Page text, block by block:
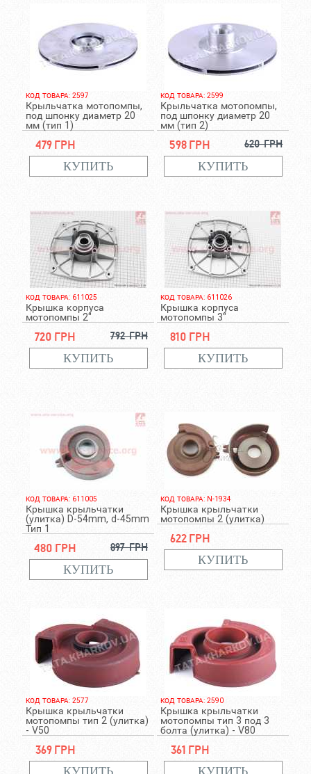
КОД ТОВАРА: 2597
Крыльчатка мотопомпы,
под шпонку диаметр 20
мм (тип 1)
479 грн
КОД ТОВАРА: 2599
Крыльчатка мотопомпы,
под шпонку диаметр 20
мм (тип 2)
598 грн 620 грн
КОД ТОВАРА: 611025
Крышка корпуса
мотопомпы 2"
720 грн 792 грн
КОД ТОВАРА: 611026
Крышка корпуса
мотопомпы 3"
810 грн
КОД ТОВАРА: 611005
Крышка крыльчатки
(улитка) D-54mm, d-45mm
Тип 1
480 грн 897 грн
КОД ТОВАРА: N-1934
Крышка крыльчатки
мотопомпы 2 (улитка)
622 грн
КОД ТОВАРА: 2577
Крышка крыльчатки
мотопомпы тип 2 (улитка)
- V50
369 грн
КОД ТОВАРА: 2590
Крышка крыльчатки
мотопомпы тип 3 под 3
болта (улитка) - V80
361 грн